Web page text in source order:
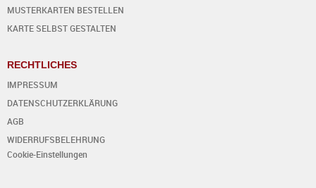
MUSTERKARTEN BESTELLEN
KARTE SELBST GESTALTEN
RECHTLICHES
IMPRESSUM
DATENSCHUTZERKLÄRUNG
AGB
WIDERRUFSBELEHRUNG
Cookie-Einstellungen